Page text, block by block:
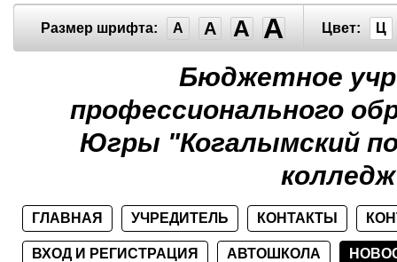
Размер шрифта: A A A A Цвет: Ц
Бюджетное
профессионального
Югры "Когалымский
ГЛАВНАЯ УЧРЕДИТЕЛЬ КОНТАКТЫ
ВХОД И РЕГИСТРАЦИЯ АВТОШКОЛА